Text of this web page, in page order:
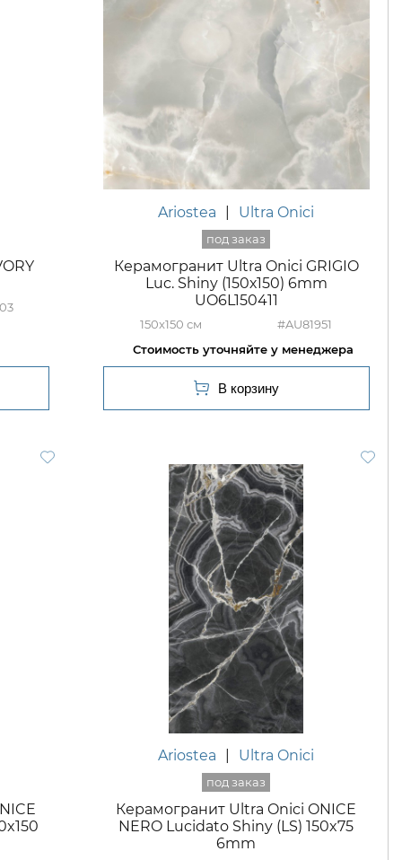
Ariostea Ultra Onici
Керамогранит Ultra Onici GRIGIO
Luc. Shiny (150х150) 6mm
UO6L150411
150x150 #AU81951
Ariostea Ultra Onici
Керамогранит Ultra Onici ONICE
NERO Lucidato Shiny (LS) 150x75
6mm